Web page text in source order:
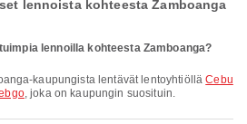
lennoista kohteesta Zamboanga
lennoilla kohteesta Zamboanga?
kaupungista lentävät lentoyhtiölläCebu
, joka on kaupungin suosituin.